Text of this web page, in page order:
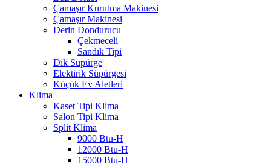
Çamaşır Kurutma Makinesi
Çamaşır Makinesi
Derin Dondurucu
Çekmeceli
Sandık Tipi
Dik Süpürge
Elektirik Süpürgesi
Küçük Ev Aletleri
Klima
Kaset Tipi Klima
Salon Tipi Klima
Split Klima
9000 Btu-H
12000 Btu-H
15000 Btu-H